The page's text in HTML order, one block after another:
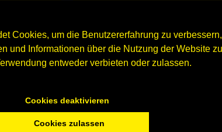
Cookies, um die Benutzererfahrung zu
und Informationen über die Nutzung der Website
entweder verbieten oder zulassen.
Cookies deaktivieren
Cookies zulassen